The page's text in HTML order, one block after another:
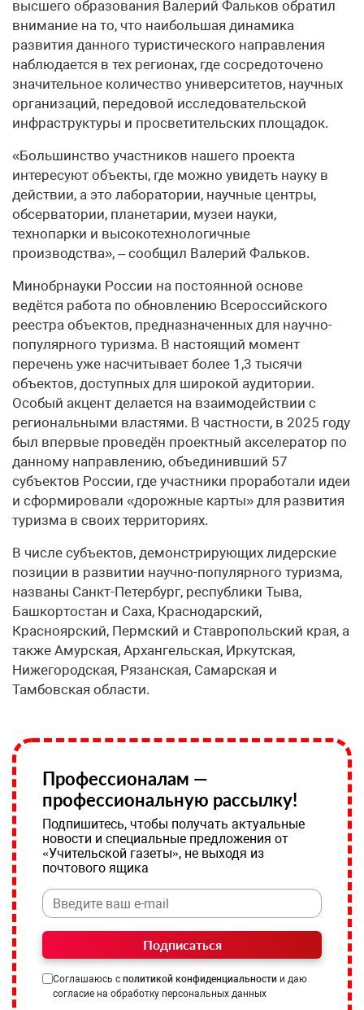
высшего образования Валерий Фальков обратил
внимание на то, что наибольшая динамика
развития данного туристического направления
наблюдается в тех регионах, где сосредоточено
значительное количество университетов, научных
организаций, передовой исследовательской
инфраструктуры и просветительских площадок.
«Большинство участников нашего проекта
интересуют объекты, где можно увидеть науку в
действии, а это лаборатории, научные центры,
обсерватории, планетарии, музеи науки,
технопарки и высокотехнологичные
производства», – сообщил Валерий Фальков.
Минобрнауки России на постоянной основе
ведётся работа по обновлению Всероссийского
реестра объектов, предназначенных для научно-
популярного туризма. В настоящий момент
перечень уже насчитывает более 1,3 тысячи
объектов, доступных для широкой аудитории.
Особый акцент делается на взаимодействии с
региональными властями. В частности, в 2025 году
был впервые проведён проектный акселератор по
данному направлению, объединивший 57
субъектов России, где участники проработали идеи
и сформировали «дорожные карты» для развития
туризма в своих территориях.
В числе субъектов, демонстрирующих лидерские
позиции в развитии научно-популярного туризма,
названы Санкт-Петербург, республики Тыва,
Башкортостан и Саха, Краснодарский,
Красноярский, Пермский и Ставропольский края, а
также Амурская, Архангельская, Иркутская,
Нижегородская, Рязанская, Самарская и
Тамбовская области.
Профессионалам —
профессиональную рассылку!
Подпишитесь, чтобы получать актуальные
новости и специальные предложения от
«Учительской газеты», не выходя из
почтового ящика
Подписаться
Соглашаюсь с политикой конфиденциальности и даю
согласие на обработку персональных данных